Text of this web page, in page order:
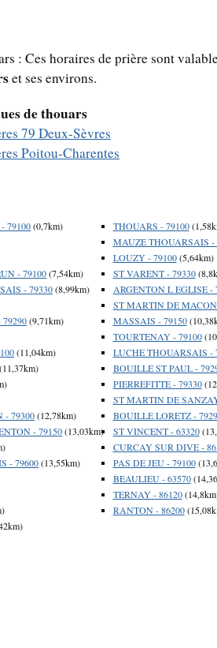
: Ces horaires de prière sont
et ses environs.
de thouars
79 Deux-Sèvres
Poitou-Charentes
79100(0,7km)
- 79100(7,54km)
- 79330(8,99km)
(9,71km)
(11,04km)
(11,37km)
- 79300(12,78km)
- 79150(13,03km)
- 79600(13,55km)
THOUARS - 79100
MAUZE THOUARSAIS -
LOUZY - 79100(5,64km)
ST VARENT - 79330
ARGENTON L EGLISE -
ST MARTIN DE
MASSAIS - 79150
TOURTENAY - 79100
LUCHE THOUARSAIS -
BOUILLE ST PAUL -
PIERREFITTE - 79330
ST MARTIN DE
BOUILLE LORETZ -
ST VINCENT - 63320
CURCAY SUR DIVE -
PAS DE JEU - 79100
BEAULIEU - 63570
TERNAY - 86120
RANTON - 86200